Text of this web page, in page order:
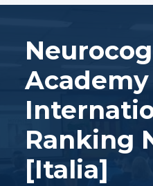
Academy
Ranking
[Italia]